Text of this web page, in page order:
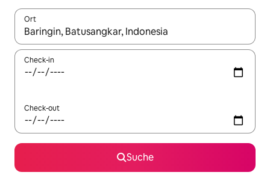
Ort
Wenn Ergebnisse verfügbar sind, navigiere mit den
Check-in
Check-out
Suche